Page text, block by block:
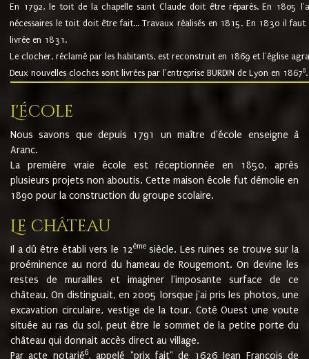
En 1792, le toit de la chapelle saint Claude doit être réparés. En 1805
nécessaires le toit doit être fait... Travaux réalisés en 1815. En 1830 il
livrée en 1831.
Le clocher, réclamé par les habitants, est reconstruit en 1869 et l'église
Deux nouvelles cloches sont livrées par l'entreprise BURDIN de Lyon en 18678.
L'école
Nous savons que depuis 1791 un maître d'école enseigne à
Aranc.
La première vraie école est réceptionnée en 1850, après
plusieurs projets non aboutis. Cette maison école fut démolie en
1890 pour la construction du groupe scolaire.
Le château
Il a dû être établi vers le 12èmesiècle. Les ruines se trouve sur la
proéminence au nord du hameau de Rougemont. On devine les
restes de murailles et imaginer l'imposante surface de ce
château. On distinguait, en 2005 lorsque j'ai pris les photos, une
excavation circulaire, vestige de la tour. Coté Ouest une voute
située au ras du sol, peut être le sommet de la petite porte du
château qui donnait accès direct au village.
Par acte notarié6, appelé "prix fait" de 1626 Jean François de